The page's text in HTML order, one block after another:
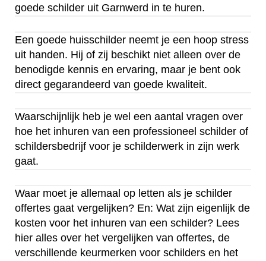
goede schilder uit Garnwerd in te huren.
Een goede huisschilder neemt je een hoop stress
uit handen. Hij of zij beschikt niet alleen over de
benodigde kennis en ervaring, maar je bent ook
direct gegarandeerd van goede kwaliteit.
Waarschijnlijk heb je wel een aantal vragen over
hoe het inhuren van een professioneel schilder of
schildersbedrijf voor je schilderwerk in zijn werk
gaat.
Waar moet je allemaal op letten als je schilder
offertes gaat vergelijken? En: Wat zijn eigenlijk de
kosten voor het inhuren van een schilder? Lees
hier alles over het vergelijken van offertes, de
verschillende keurmerken voor schilders en het